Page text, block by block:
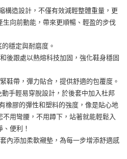
點擊此簡訊中的連結，可透過四大超商／
刻繳費，但若您需要取消訂單，請聯絡
之訂單仍視為有效，需透過AFTEE先享
後付 」之結帳頁面顯示為準，若有關於
款等相關疑問，請聯繫「AFTEE先享後付
support/home
個人資料，並將交易相關給付款項請求債
以下網址：
定代理人或監護人之同意方可使用
辦者引起之損失，本公司不負相關責
上)免運費
上)免運費
以上)免運費
構造設計，不僅有效減輕整體重量，更
向前動能，帶來更順暢、輕盈的步伐
穩定與耐磨度。
後跟處以熱熔科技加固，強化鞋身穩固
鞋帶，彈力貼合，提供舒適的包覆度。
手輕易穿脫設計，於後套中加入杜邦
橡膠的彈性和塑料的強度，像是貼心地
用彎腰，不用蹲下，站著就能輕鬆入
便利！
內添加柔軟襯墊，為每一步增添舒適感